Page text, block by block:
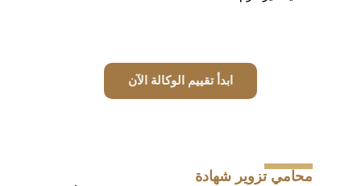
ابدأ تقييم الوكالة الآن
محامي تزوير شهادة